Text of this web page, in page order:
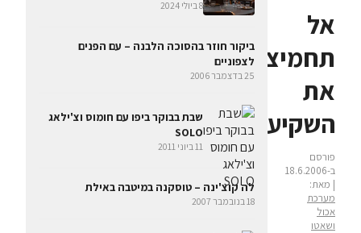
אל
תחמיצו
את
השקיעה
פורסם
ב-18.6.2006
| מאת:
מערכת
אכול
ושאטו
8 ביולי 2024
ביקור חוזר בהסוכה הלבנה – עם הפנים
לצפוניים
25 בדצמבר 2006
שבת בבוקר ביפו עם חומוס וצ'ילאג
SOLO
11 ביוני 2011
לה קוצ'ינה – טוסקנה במיטבה באילת
18 בנובמבר 2007